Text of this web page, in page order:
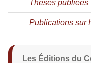
Thèses publiées
Publications sur
Les Éditions du